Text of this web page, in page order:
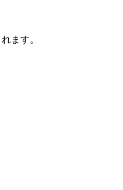
ます。